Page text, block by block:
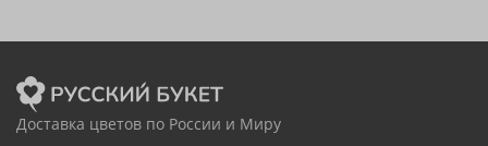
Доставка цветов по России и Миру